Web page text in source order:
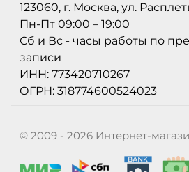
123060, г. Москва, ул.
Пн-Пт 09:00 – 19:00
Сб и Вс - часы работы по
записи
ИНН: 773420710267
ОГРН: 318774600524023
© 2009 - 2026 Интернет-